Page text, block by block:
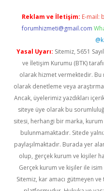
Reklam ve İletişim: E-mail:
forumhizmeti@gmail.com
Yasal Uyarı: Sitemiz, 5651
ve İletişim Kurumu (BTK)
olarak hizmet vermektedir.
olarak denetleme veya
Ancak, üyelerimiz yazdıkları
siteye üye olarak bu
sitesi, herhangi bir marka, kurum
bulunmamaktadır. Sitede
paylaşılmaktadır. Burada yer
olup, gerçek kurum ve kişiler
Gerçek kurum ve kişiler ile
Sitemiz, kar amacı gütmeyen